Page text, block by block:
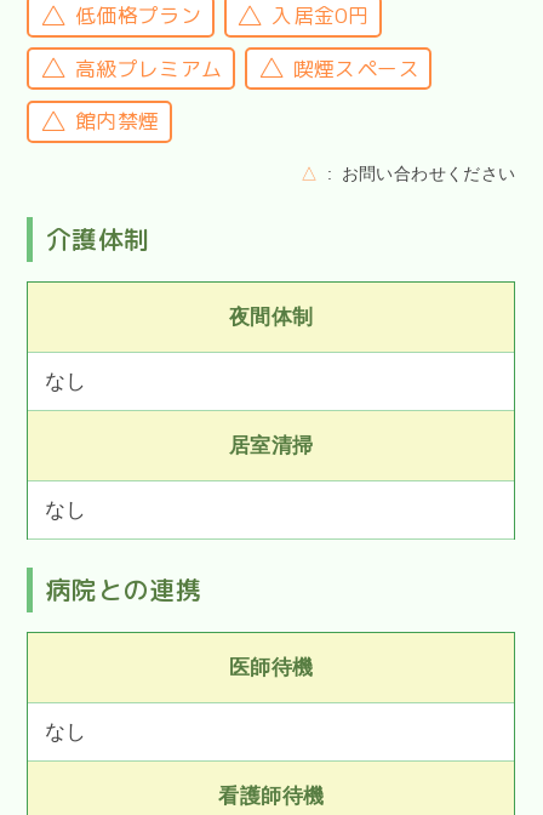
低価格プラン
入居金0円
高級プレミアム
喫煙スペース
館内禁煙
△ お問い合わせください
介護体制
夜間体制
なし
居室清掃
なし
病院との連携
医師待機
なし
看護師待機